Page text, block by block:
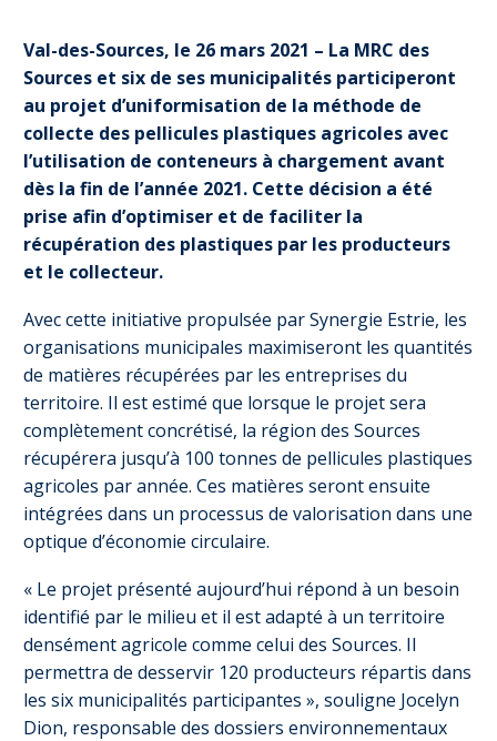
Val-des-Sources, le 26 mars 2021 – La MRC des
Sources et six de ses municipalités participeront
au projet d’uniformisation de la méthode de
collecte des pellicules plastiques agricoles avec
l’utilisation de conteneurs à chargement avant
dès la fin de l’année 2021. Cette décision a été
prise afin d’optimiser et de faciliter la
récupération des plastiques par les producteurs
et le collecteur.
Avec cette initiative propulsée par Synergie Estrie, les
organisations municipales maximiseront les quantités
de matières récupérées par les entreprises du
territoire. Il est estimé que lorsque le projet sera
complètement concrétisé, la région des Sources
récupérera jusqu’à 100 tonnes de pellicules plastiques
agricoles par année. Ces matières seront ensuite
intégrées dans un processus de valorisation dans une
optique d’économie circulaire.
« Le projet présenté aujourd’hui répond à un besoin
identifié par le milieu et il est adapté à un territoire
densément agricole comme celui des Sources. Il
permettra de desservir 120 producteurs répartis dans
les six municipalités participantes », souligne Jocelyn
Dion, responsable des dossiers environnementaux